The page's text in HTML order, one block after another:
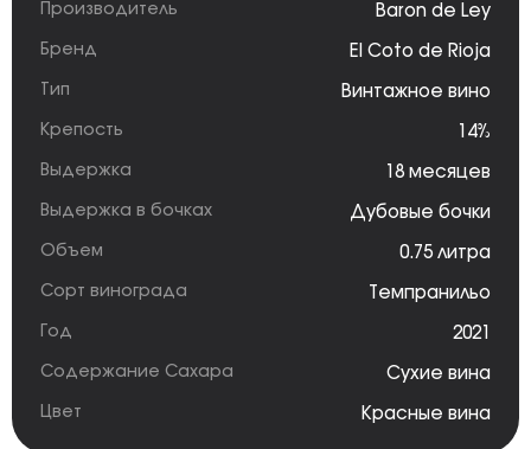
Производитель Baron de Ley
Бренд El Coto de Rioja
Тип Винтажное вино
Крепость 14%
Выдержка 18 месяцев
Выдержка в бочках Дубовые бочки
Объем 0.75 литра
Сорт винограда Темпранильо
Год 2021
Содержание Сахара Сухие вина
Цвет Красные вина